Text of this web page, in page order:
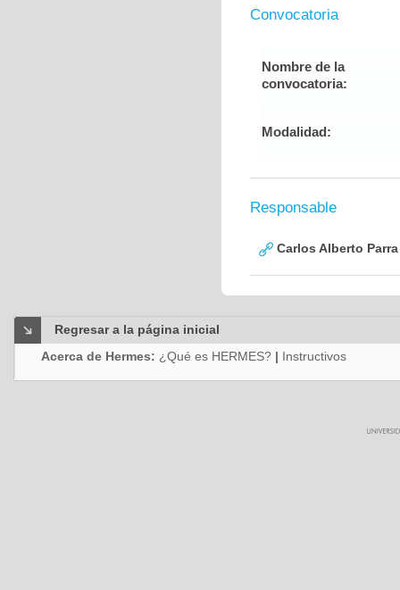
Convocatoria
Nombre de la
convocatoria:
Modalidad:
Responsable
Carlos Alberto
Regresar a la página inicial
Acerca de Hermes: ¿Qué es HERMES? | Instructivos